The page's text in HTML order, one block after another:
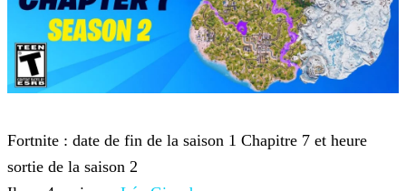
Fortnite : date de fin de la saison 1 Chapitre 7 et heure
sortie de la saison 2